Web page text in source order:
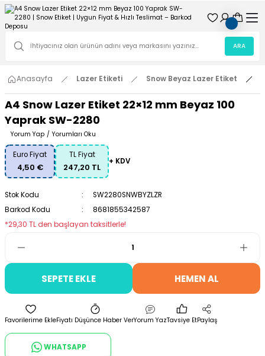
ARA
Anasayfa Lazer Etiketi Snow Beyaz Lazer Etiket
A4 Snow Lazer Etiket 22×12 mm Beyaz 100
Yaprak SW-2280
Yorum Yap / Yorumları Oku
Euro Fiyat
4,50 €
TL Fiyat
247,20 TL
+ KDV
Stok Kodu
SW2280SNWBYZLZR
Barkod Kodu
8681855342587
*29,30 TL den başlayan taksitlerle!
SEPETE EKLE HEMEN AL
Fiyatı Düşünce Haber VerYorum YazTavsiye EtPaylaş
WHATSAPP